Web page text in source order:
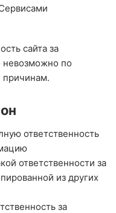
сайта за
невозможно по
причинам.
ответственность
ответственности за
из других
за